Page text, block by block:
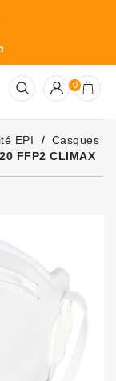
0
EPI
Casques
FFP2 CLIMAX